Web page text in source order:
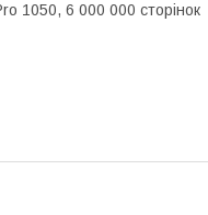
1050, 6 000 000 сторінок